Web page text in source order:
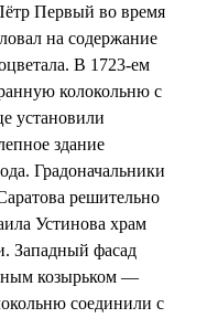
Первый во время
на содержание
В 1723-ем
колокольню с
установили
здание
Градоначальники
решительно
Устинова храм
Западный фасад
козырьком —
соединили с